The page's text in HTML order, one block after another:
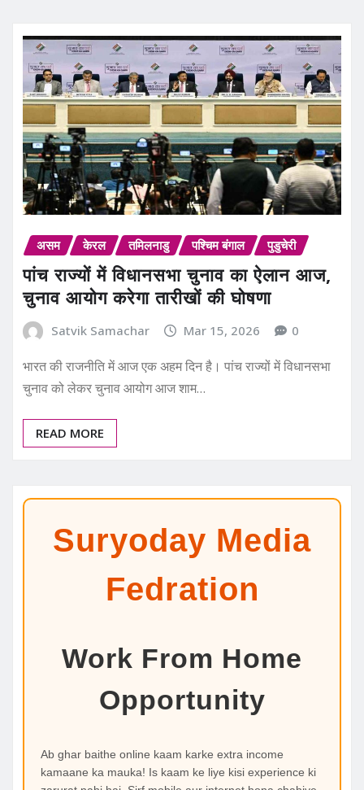
असम केरल तमिलनाडु पश्चिम बंगाल पुडुचेरी
पांच राज्यों में विधानसभा चुनाव का ऐलान आज,
चुनाव आयोग करेगा तारीखों की घोषणा
Satvik Samachar Mar 15, 2026 0
भारत की राजनीति में आज एक अहम दिन है। पांच राज्यों में विधानसभा
चुनाव को लेकर चुनाव आयोग आज शाम…
READ MORE
Suryoday Media
Fedration
Work From Home
Opportunity
Ab ghar baithe online kaam karke extra income
kamaane ka mauka! Is kaam ke liye kisi experience ki